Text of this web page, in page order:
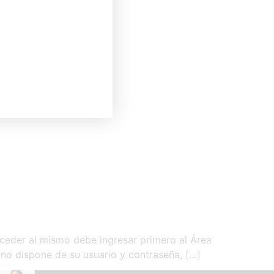
al mismo debe ingresar primero al Área
dispone de su usuario y contraseña, […]